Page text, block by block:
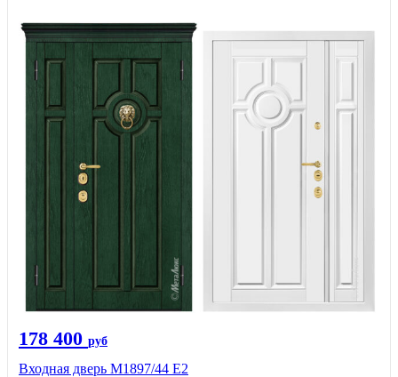
178 400 руб
Входная дверь М1897/44 Е2